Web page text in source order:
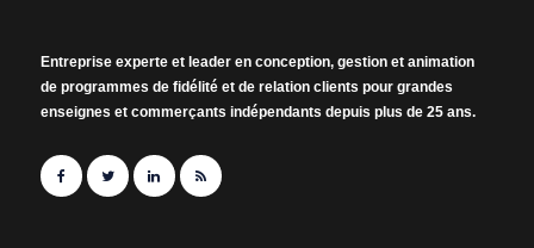
Entreprise experte et leader en conception, gestion et animation
de programmes de fidélité et de relation clients pour grandes
enseignes et commerçants indépendants depuis plus de 25 ans.